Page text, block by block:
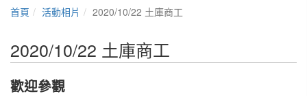
首頁 活動相片 2020/10/22 土庫商工
2020/10/22 土庫商工
歡迎參觀